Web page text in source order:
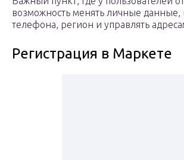
возможность менять личные данные,
телефона, регион и управлять
Регистрация в Маркете